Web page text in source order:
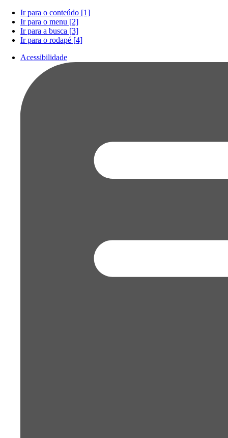
Ir para o conteúdo [1]
Ir para o menu [2]
Ir para a busca [3]
Ir para o rodapé [4]
Acessibilidade